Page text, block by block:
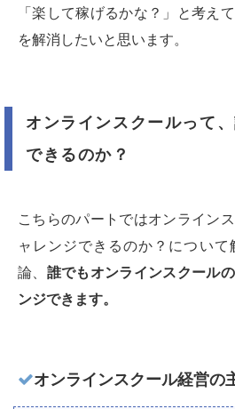
「楽して稼げるかな？」と考え
を解消したいと思います。
オンラインスクールって
できるのか？
こちらのパートではオンライン
ャレンジできるのか？につい
論、 誰でもオンラインスクール
ンジできます。
オンラインスクール経営の